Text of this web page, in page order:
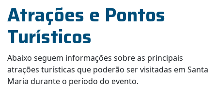
Atrações e Pontos
Turísticos
Abaixo seguem informações sobre as principais
atrações turísticas que poderão ser visitadas em Santa
Maria durante o período do evento.